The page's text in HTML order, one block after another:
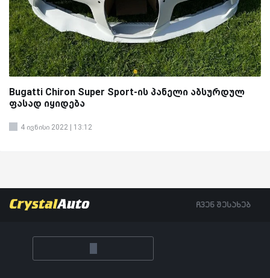
Bugatti Chiron Super Sport-ის პანელი აბსურდულ
ფასად იყიდება
4 ივნისი 2022 | 13:12
ჩვენ შესახებ